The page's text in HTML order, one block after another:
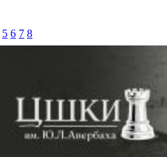
5 6 7 8